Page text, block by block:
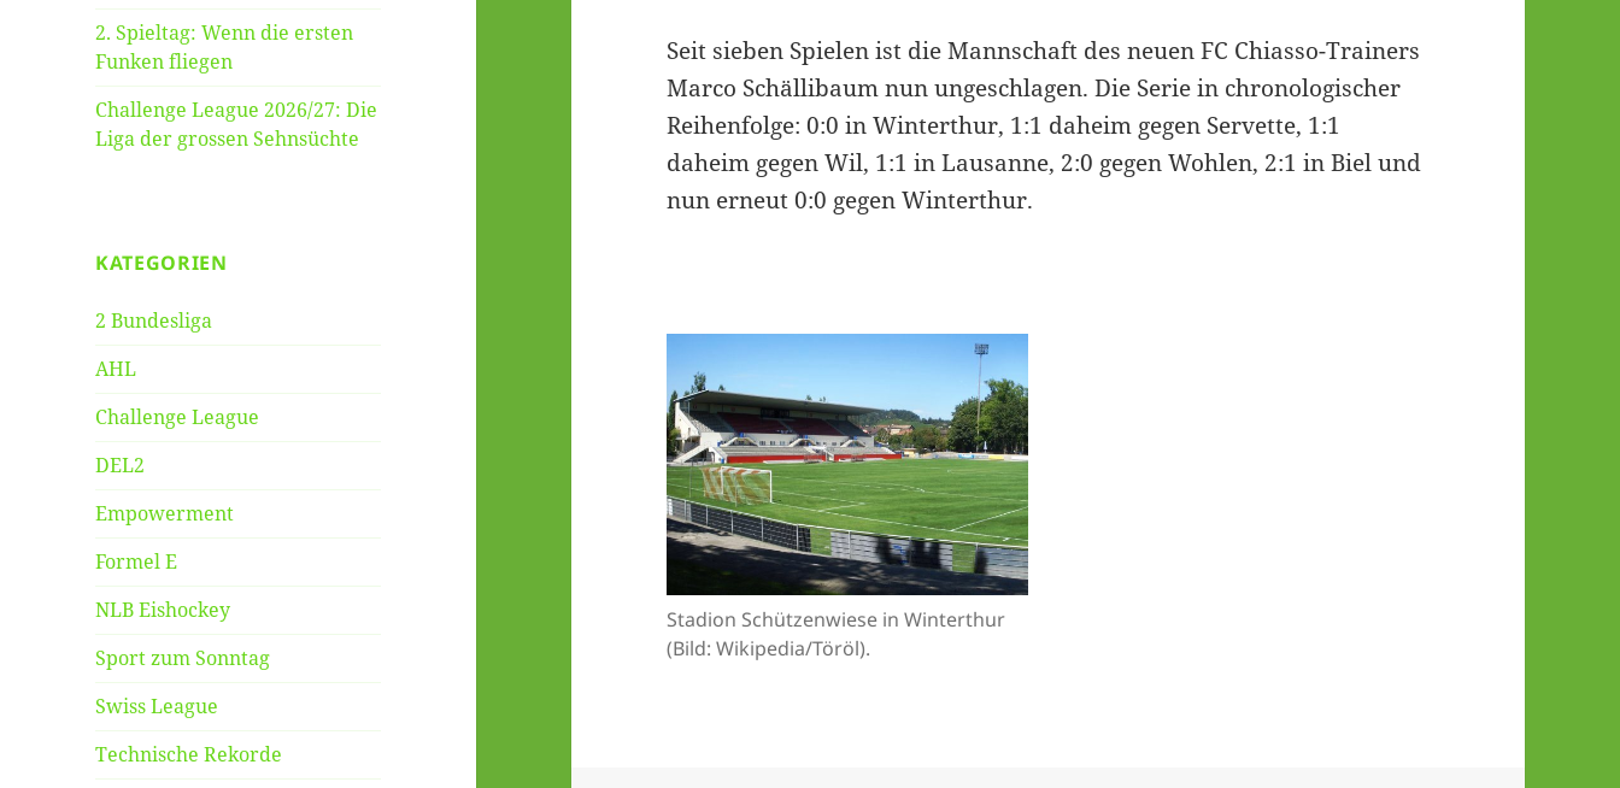
2. Spieltag: Wenn die ersten
Funken fliegen
Challenge League 2026/27: Die
Liga der grossen Sehnsüchte
KATEGORIEN
2 Bundesliga
AHL
Challenge League
DEL2
Empowerment
Formel E
NLB Eishockey
Sport zum Sonntag
Swiss League
Technische Rekorde
Seit sieben Spielen ist die Mannschaft des neuen FC Chiasso-Trainers
Marco Schällibaum nun ungeschlagen. Die Serie in chronologischer
Reihenfolge: 0:0 in Winterthur, 1:1 daheim gegen Servette, 1:1
daheim gegen Wil, 1:1 in Lausanne, 2:0 gegen Wohlen, 2:1 in Biel und
nun erneut 0:0 gegen Winterthur.
Stadion Schützenwiese in Winterthur
(Bild: Wikipedia/Töröl).